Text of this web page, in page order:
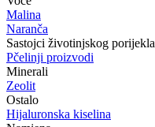
Malina
Naranča
Sastojci životinjskog porijekla
Pčelinji proizvodi
Minerali
Zeolit
Ostalo
Hijaluronska kiselina